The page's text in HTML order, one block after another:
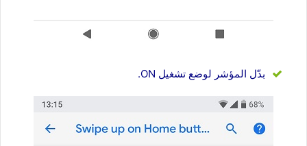
بدّل المؤشر لوضع تشغيل ON.